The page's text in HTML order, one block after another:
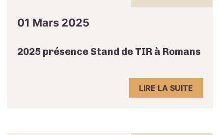
01 Mars 2025
2025 présence Stand de TIR à Romans
LIRE LA SUITE